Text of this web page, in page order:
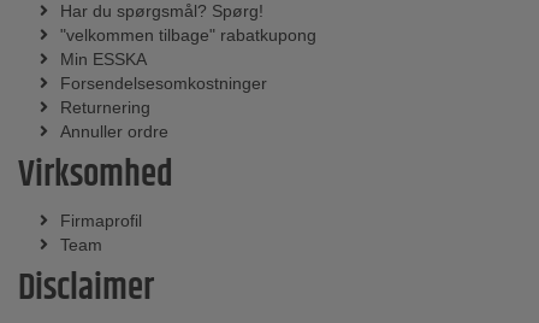
Har du spørgsmål? Spørg!
"velkommen tilbage" rabatkupong
Min ESSKA
Forsendelsesomkostninger
Returnering
Annuller ordre
Virksomhed
Firmaprofil
Team
Disclaimer